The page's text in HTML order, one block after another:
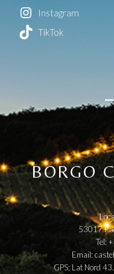
Instagram
TikTok
BORGO
53017
Tel:
Email:
GPS: Lat Nord